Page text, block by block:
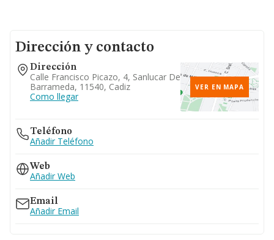
Dirección y contacto
Dirección
Calle Francisco Picazo, 4, Sanlucar De
Barrameda, 11540, Cadiz
Como llegar
VER EN MAPA
Teléfono
Añadir Teléfono
Web
Añadir Web
Email
Añadir Email